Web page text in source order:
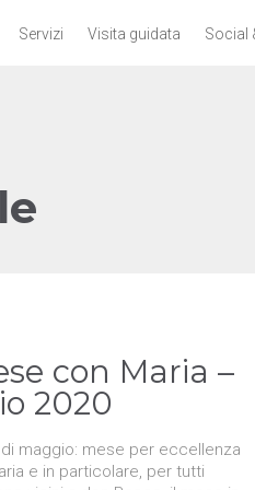
Servizi Visita guidata Social
con Maria –
2020
maggio: mese per eccellenza
e in particolare, per tutti